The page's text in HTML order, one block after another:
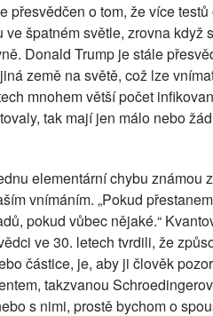
přesvědčen o tom, že více
špatném světle, zrovna když
Donald Trump je stále
země na světě, což lze
mnohem větší počet
tak mají jen málo nebo
elementární chybu známou
vnímáním. „Pokud
pokud vůbec nějaké.“
ve 30. letech tvrdili, že
částice, je, aby ji člověk
takzvanou
s nimi, prostě bychom o